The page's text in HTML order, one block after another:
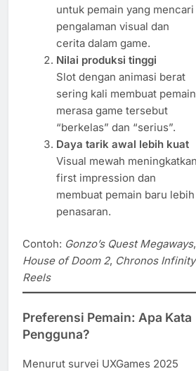
untuk pemain yang mencari
pengalaman visual dan
cerita dalam game.
Nilai produksi tinggi
Slot dengan animasi berat
sering kali membuat pemain
merasa game tersebut
“berkelas” dan “serius”.
Daya tarik awal lebih kuat
Visual mewah meningkatkan
first impression dan
membuat pemain baru lebih
penasaran.
Contoh: Gonzo’s Quest Megaways,
House of Doom 2, Chronos Infinity
Reels
Preferensi Pemain: Apa Kata
Pengguna?
Menurut survei UXGames 2025